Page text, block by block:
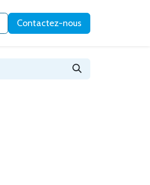
Contactez-nous